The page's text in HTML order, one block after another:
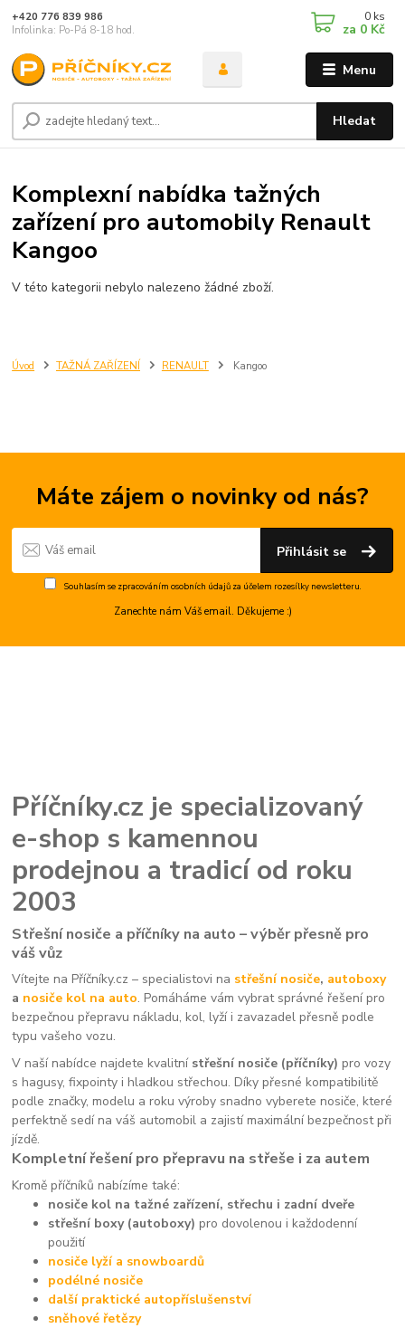
Menu
Hledat
+420 776 839 986
Infolinka: Po-Pá 8-18 hod.
0 ks
za 0 Kč
Úvod TAŽNÁ ZAŘÍZENÍ RENAULT Kangoo
Komplexní nabídka tažných
zařízení pro automobily Renault
Kangoo
V této kategorii nebylo nalezeno žádné zboží.
Máte zájem o novinky od nás?
Přihlásit se
Souhlasím se zpracováním osobních údajůza účelem rozesílky newsletteru.
Zanechte nám Váš email. Děkujeme :)
Příčníky.cz je specializovaný
e-shop s kamennou
prodejnou a tradicí od roku
2003
Střešní nosiče a příčníky na auto – výběr přesně pro
váš vůz
Vítejte na Příčníky.cz – specialistovi na střešní nosiče, autoboxy
a nosiče kol na auto. Pomáháme vám vybrat správné řešení pro
bezpečnou přepravu nákladu, kol, lyží i zavazadel přesně podle
typu vašeho vozu.
V naší nabídce najdete kvalitní střešní nosiče (příčníky) pro vozy
s hagusy, fixpointy i hladkou střechou. Díky přesné kompatibilitě
podle značky, modelu a roku výroby snadno vyberete nosiče, které
perfektně sedí na váš automobil a zajistí maximální bezpečnost při
jízdě.
Kompletní řešení pro přepravu na střeše i za autem
Kromě příčníků nabízíme také:
nosiče kol na tažné zařízení, střechu i zadní dveře
střešní boxy (autoboxy) pro dovolenou i každodenní
použití
nosiče lyží a snowboardů
podélné nosiče
další praktické autopříslušenství
sněhové řetězy